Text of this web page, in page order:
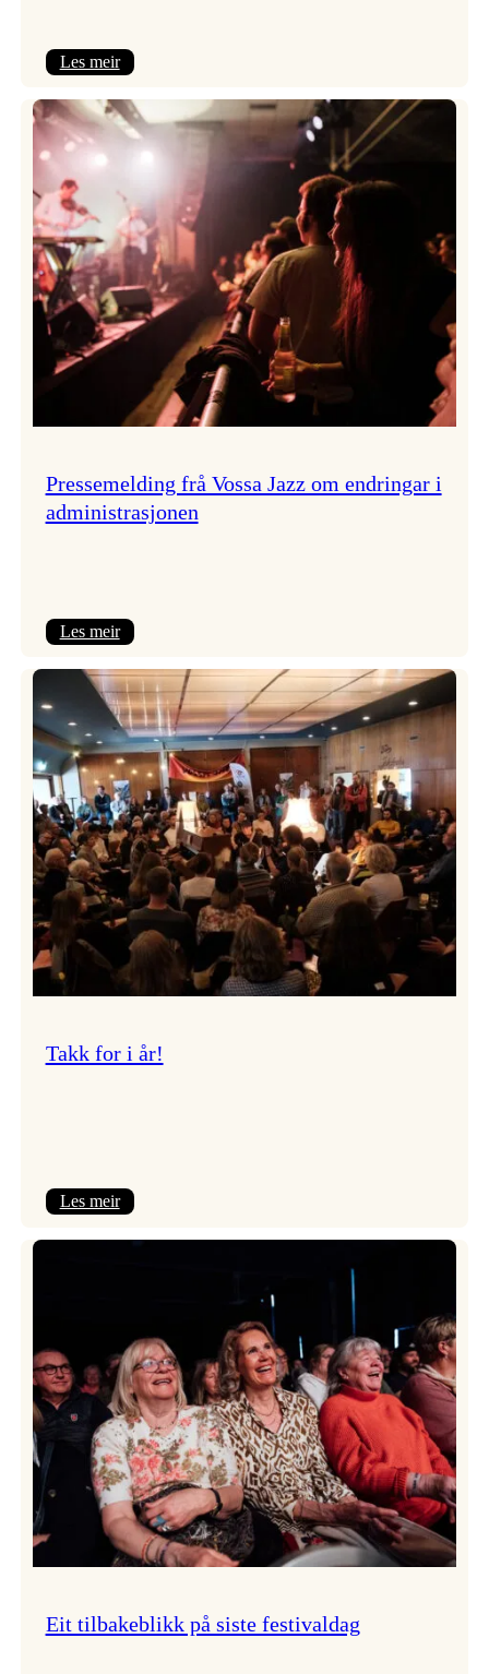
Les meir:
Jazz
søkjer
Pressemelding frå Vossa Jazz om endringar i
administrasjonen
Les meir:
frå
Vossa
Jazz
om
endringar
i
administrasjonen
Takk for i år!
Les meir:
Eit tilbakeblikk på siste festivaldag